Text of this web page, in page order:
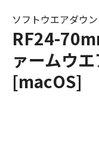
RF24-
ァームウ
[macOS]
ソフトウエアダウ